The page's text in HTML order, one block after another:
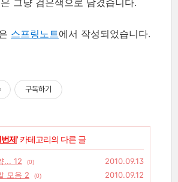
스프링노트에서 작성되었습니다.
구독하기
제' 카테고리의 다른 글
... 12 (0)
2010.09.13
모음 2
(0)
2010.09.12